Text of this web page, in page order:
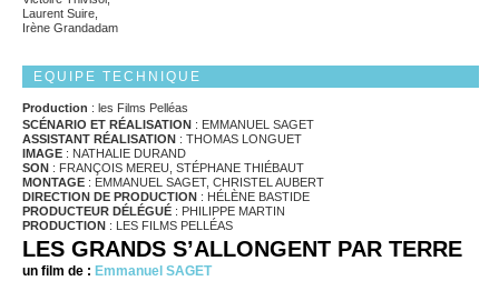
Laurent Suire,
Irène Grandadam
EQUIPE TECHNIQUE
Production : les Films Pelléas
SCÉNARIO ET RÉALISATION : EMMANUEL SAGET
ASSISTANT RÉALISATION : THOMAS LONGUET
IMAGE : NATHALIE DURAND
SON : FRANÇOIS MEREU, STÉPHANE THIÉBAUT
MONTAGE : EMMANUEL SAGET, CHRISTEL AUBERT
DIRECTION DE PRODUCTION : HÉLÈNE BASTIDE
PRODUCTEUR DÉLÉGUÉ : PHILIPPE MARTIN
PRODUCTION : LES FILMS PELLÉAS
LES GRANDS S’ALLONGENT PAR TERRE
un film de : Emmanuel SAGET